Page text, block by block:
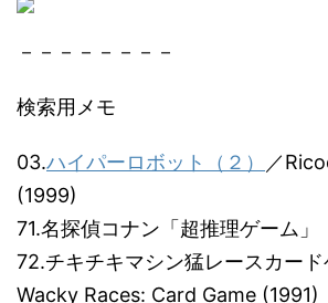
－－－－－－－－
検索用メモ
03.ハイパーロボット（２）
／
(1999)
71.名探偵コナン「超推理ゲーム」
72.チキチキマシン猛レースカード
Wacky Races: Card Game (1991)